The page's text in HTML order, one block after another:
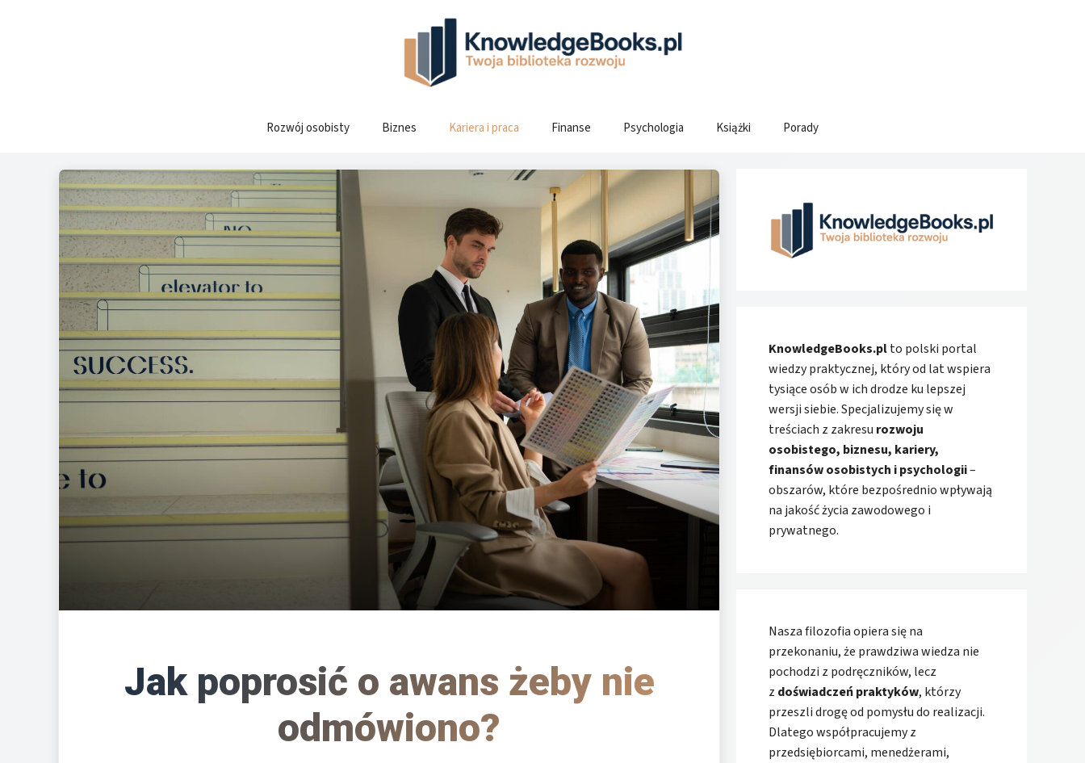
Rozwój osobisty Biznes Kariera i praca Finanse Psychologia Książki Porady
Jak poprosić o awans żeby nie
odmówiono?
KnowledgeBooks.plto polski portal
wiedzy praktycznej, który od lat wspiera
tysiące osób w ich drodze ku lepszej
wersji siebie. Specjalizujemy się w
treściach z zakresu rozwoju
osobistego, biznesu, kariery,
finansów osobistych i psychologii–
obszarów, które bezpośrednio wpływają
na jakość życia zawodowego i
prywatnego.
Nasza filozofia opiera się na
przekonaniu, że prawdziwa wiedza nie
pochodzi z podręczników, lecz
z doświadczeń praktyków, którzy
przeszli drogę od pomysłu do realizacji.
Dlatego współpracujemy z
przedsiębiorcami, menedżerami,